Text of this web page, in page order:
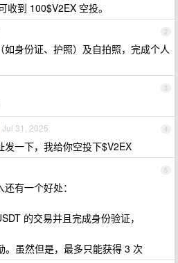
收到 100$V2EX 空投。
2
身份证、护照）及自拍照，完成个人
3
4
Jul 31, 2025
一下，我给你空投下$V2EX
5
有一个好处：
的交易并且完成身份验证，
。虽然但是，最多只能获得 3 次